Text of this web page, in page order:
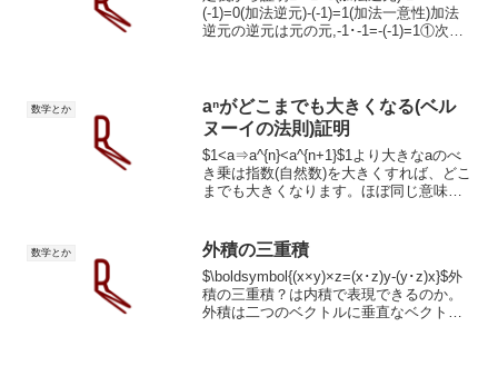
(-1)=0(加法逆元)-(-1)=1(加法一意性)加法
逆元の逆元は元の元,-1･-1=-(-1)=1①次は
数学とか
aⁿがどこまでも大きくなる(ベル
ヌーイの法則)証明
$1<a⇒a^{n}<a^{n+1}$1より大きなaのべ
き乗は指数(自然数)を大きくすれば、どこ
までも大きくなります。ほぼ同じ意味で
$n≧0⇒(1+x)^{n}≧1+nx$$n=0...
数学とか 外積の三重積
$\boldsymbol{(x×y)×z=(x･z)y-(y･z)x}$外
積の三重積？は内積で表現できるのか。
外積は二つのベクトルに垂直なベクトル